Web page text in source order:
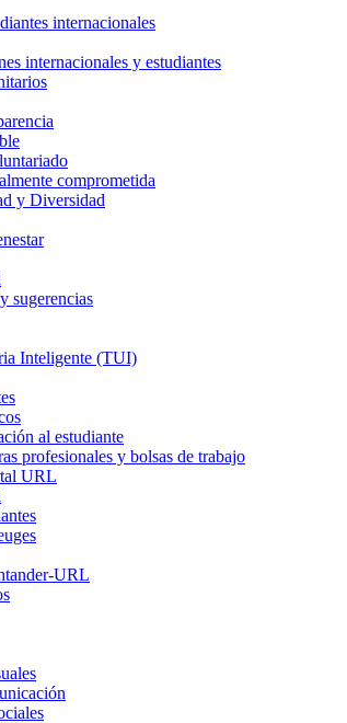
internacionales
internacionales y estudiantes
comprometida
y Diversidad
sugerencias
Inteligente (TUI)
al estudiante
profesionales y bolsas de trabajo
URL
URL